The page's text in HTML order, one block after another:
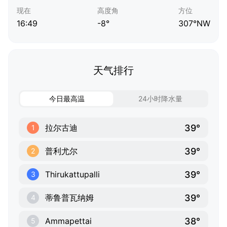
现在
16:49
高度角
-8°
方位
307°NW
天气排行
今日最高温 24小时降水量
1 拉尔古迪 39°
2 普利尤尔 39°
3 Thirukattupalli 39°
4 蒂鲁普瓦纳姆 39°
5 Ammapettai 38°